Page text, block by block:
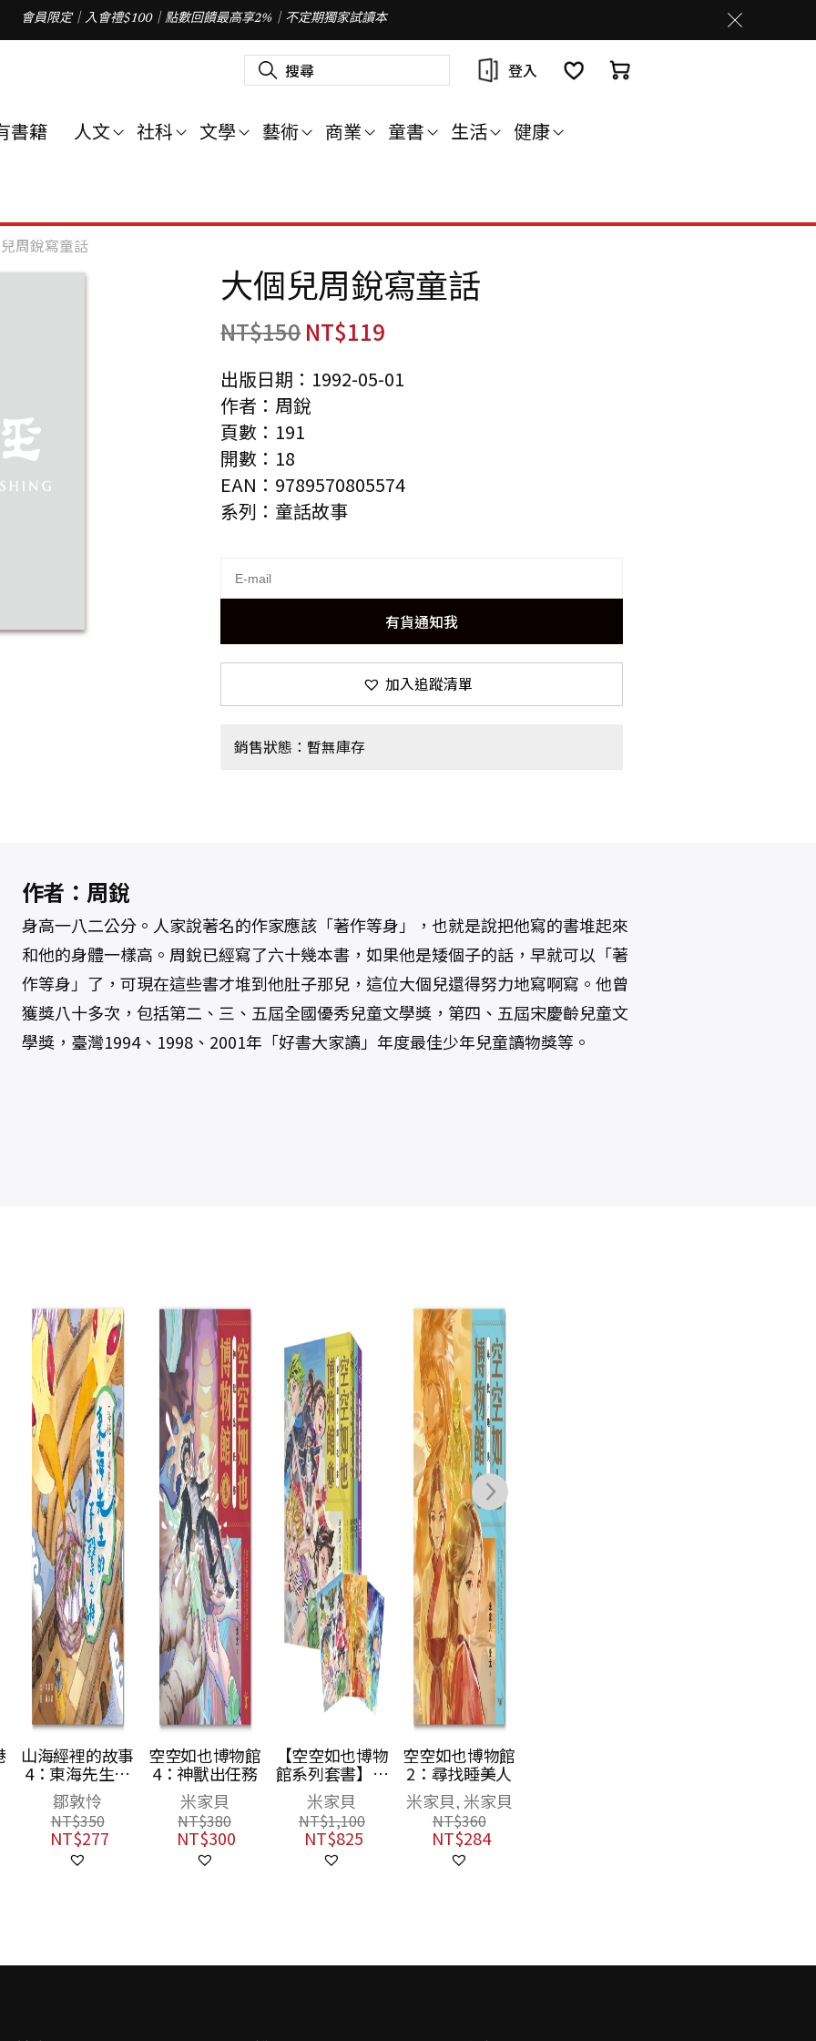
會員限定｜入會禮$100｜點數回饋最高享2%｜不定期獨家試讀本
搜
尋
字
登入
書籍 人文 社科 文學 藝術 商業 童書 生活 健康
周銳寫童話
大個兒周銳寫童話
NT$150NT$119
出版日期：1992-05-01
作者：周銳
頁數：191
開數：18
EAN：9789570805574
系列：童話故事
有貨通知我
加入追蹤清單
銷售狀態：暫無庫存
作者：周銳
身高一八二公分。人家說著名的作家應該「著作等身」，也就是說把他寫的書堆起來
和他的身體一樣高。周銳已經寫了六十幾本書，如果他是矮個子的話，早就可以「著
作等身」了，可現在這些書才堆到他肚子那兒，這位大個兒還得努力地寫啊寫。他曾
獲獎八十多次，包括第二、三、五屆全國優秀兒童文學獎，第四、五屆宋慶齡兒童文
學獎，臺灣1994、1998、2001年「好書大家讀」年度最佳少年兒童讀物獎等。
山海經裡的故事
4：東海先生的
不繫之舟
鄒敦怜
NT$350
NT$277
空空如也博物館
4：神獸出任務
米家貝
NT$380
NT$300
【空空如也博物
館系列套書】：
夢遊青銅夜宴／
尋找睡美人／決
戰玉靈幻境（共
3冊），附贈
「蚩尤限量簽名
米家貝
NT$1,100
NT$825
空空如也博物館
2：尋找睡美人
米家貝, 米家貝
NT$360
NT$284